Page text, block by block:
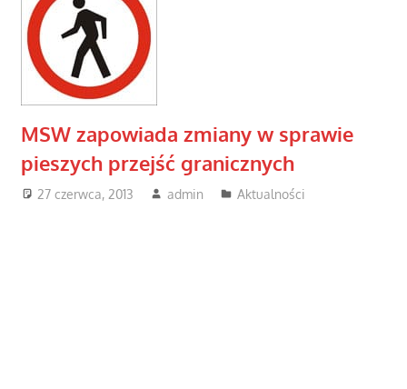
MSW zapowiada zmiany w sprawie
pieszych przejść granicznych
27 czerwca, 2013 admin Aktualności